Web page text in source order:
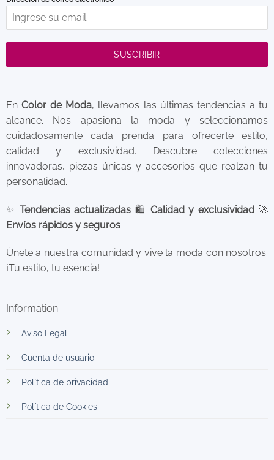
En Color de Moda, llevamos las últimas tendencias a tu
alcance. Nos apasiona la moda y seleccionamos
cuidadosamente cada prenda para ofrecerte estilo,
calidad y exclusividad. Descubre colecciones
innovadoras, piezas únicas y accesorios que realzan tu
personalidad.
✨ Tendencias actualizadas 🛍️ Calidad y exclusividad🚀
Envíos rápidos y seguros
Únete a nuestra comunidad y vive la moda con nosotros.
¡Tu estilo, tu esencia!
Information
Aviso Legal
Cuenta de usuario
Política de privacidad
Política de Cookies
SUSCRIBIR